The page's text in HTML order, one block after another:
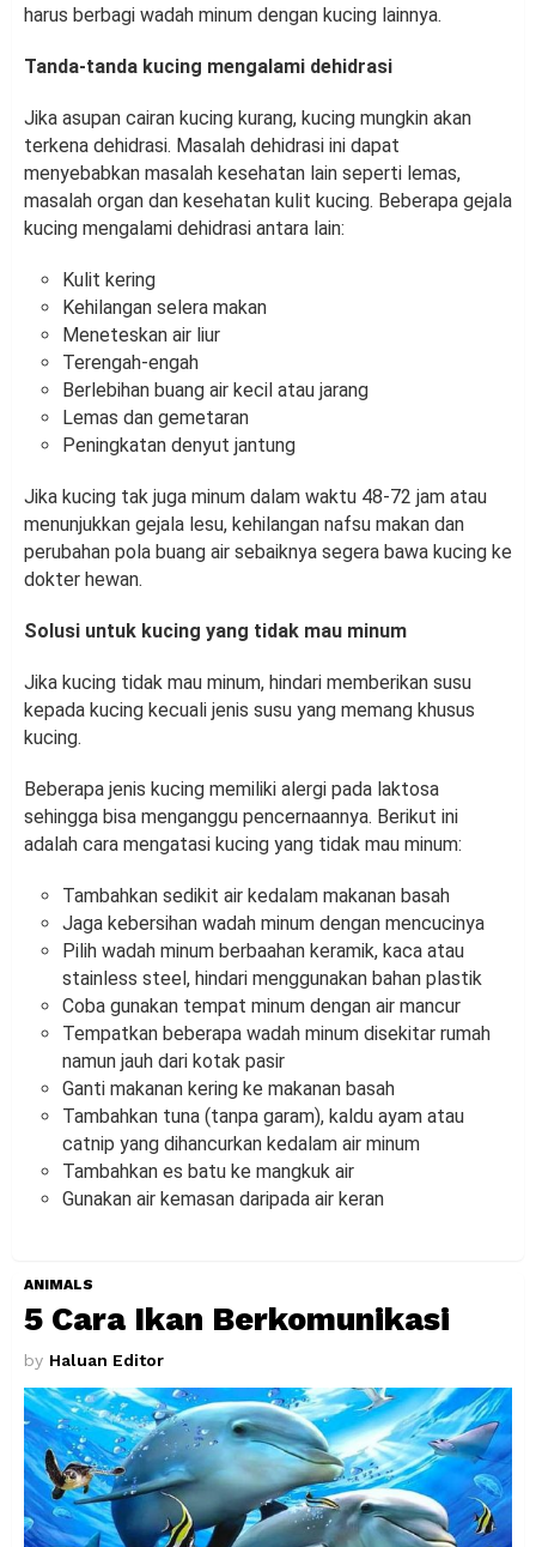
harus berbagi wadah minum dengan kucing lainnya.
Tanda-tanda kucing mengalami dehidrasi
Jika asupan cairan kucing kurang, kucing mungkin akan
terkena dehidrasi. Masalah dehidrasi ini dapat
menyebabkan masalah kesehatan lain seperti lemas,
masalah organ dan kesehatan kulit kucing. Beberapa gejala
kucing mengalami dehidrasi antara lain:
Kulit kering
Kehilangan selera makan
Meneteskan air liur
Terengah-engah
Berlebihan buang air kecil atau jarang
Lemas dan gemetaran
Peningkatan denyut jantung
Jika kucing tak juga minum dalam waktu 48-72 jam atau
menunjukkan gejala lesu, kehilangan nafsu makan dan
perubahan pola buang air sebaiknya segera bawa kucing ke
dokter hewan.
Solusi untuk kucing yang tidak mau minum
Jika kucing tidak mau minum, hindari memberikan susu
kepada kucing kecuali jenis susu yang memang khusus
kucing.
Beberapa jenis kucing memiliki alergi pada laktosa
sehingga bisa menganggu pencernaannya. Berikut ini
adalah cara mengatasi kucing yang tidak mau minum:
Tambahkan sedikit air kedalam makanan basah
Jaga kebersihan wadah minum dengan mencucinya
Pilih wadah minum berbaahan keramik, kaca atau
stainless steel, hindari menggunakan bahan plastik
Coba gunakan tempat minum dengan air mancur
Tempatkan beberapa wadah minum disekitar rumah
namun jauh dari kotak pasir
Ganti makanan kering ke makanan basah
Tambahkan tuna (tanpa garam), kaldu ayam atau
catnip yang dihancurkan kedalam air minum
Tambahkan es batu ke mangkuk air
Gunakan air kemasan daripada air keran
ANIMALS
5 Cara Ikan Berkomunikasi
by Haluan Editor